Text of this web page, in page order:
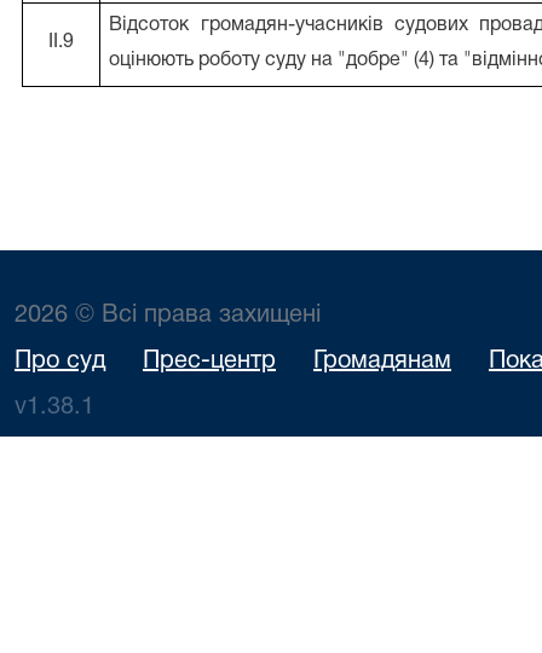
II.9
Відсоток громадян-учасників судових
оцінюють роботу суду на "добре" (4) та
2026 © Всі права захищені
Про суд Прес-центр Громадянам
v1.38.1